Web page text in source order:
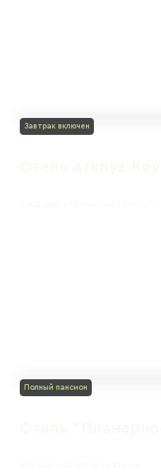
Завтрак включен
Полный пансион